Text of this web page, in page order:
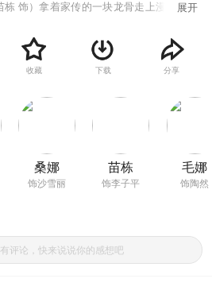
栋 饰）拿着家传的一块龙骨走上漫长的寻
出现的生物，但却无法证明其存在。龙是
族的图腾，是帝王的象征。关于龙的传说
也是数不胜数……张星棋家族世代都跟龙
兴趣，他们和一直守护着张家的鬼爷一
慢地揭开了太行山龙脉的秘密，却不知背
展开
收藏 下载 分享
桑娜
饰沙雪丽
苗栋
饰李子平
毛娜
饰陶然